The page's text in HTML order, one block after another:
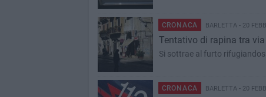
CRONACA BARLETTA - 20
Tentativo di rapina tra
Si sottrae al furto
CRONACA BARLETTA - 20